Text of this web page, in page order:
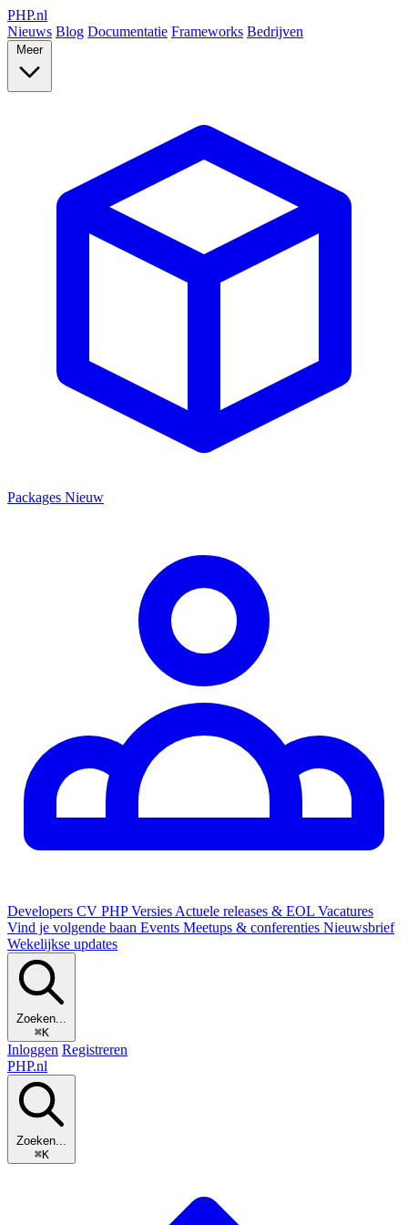
PHP.nl
Nieuws Blog Documentatie Frameworks Bedrijven
Meer
Packages Nieuw
Developers CV PHP Versies Actuele releases & EOL Vacatures
Vind je volgende baan Events Meetups & conferenties Nieuwsbrief
Wekelijkse updates
Zoeken...
⌘K
Inloggen Registreren
PHP.nl
Zoeken...
⌘K